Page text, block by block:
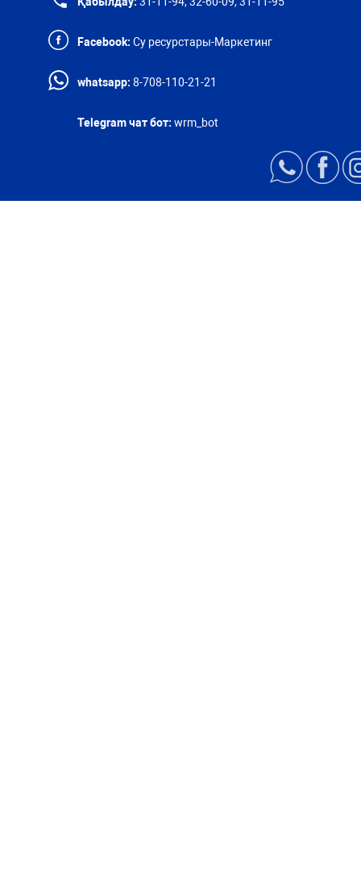
Facebook: Су ресурстары-Маркетинг
whatsapp: 8-708-110-21-21
Telegram чат бот: wrm_bot